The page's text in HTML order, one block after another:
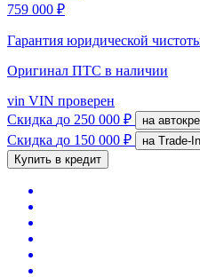
759 000 ₽
Гарантия юридической
Оригинал ПТС в наличии
vin VIN проверен
Скидка до 250 000 ₽ на
Скидка до 150 000 ₽
на Trade-In
Купить в кредит